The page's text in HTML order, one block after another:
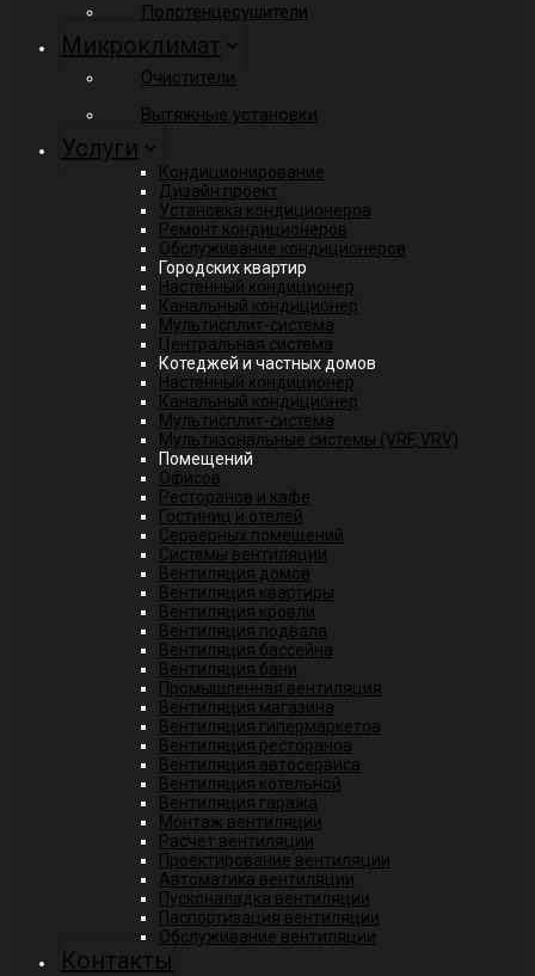
Полотенцесушители
Микроклимат
Очистители
Вытяжные установки
Услуги
Кондиционирование
Дизайн проект
Установка кондиционеров
Ремонт кондиционеров
Обслуживание кондиционеров
Городских квартир
Настенный кондиционер
Канальный кондиционер
Мультисплит-система
Центральная система
Котеджей и частных домов
Настенный кондиционер
Канальный кондиционер
Мультисплит-система
Мультизональные системы (VRF, VRV)
Помещений
Офисов
Ресторанов и кафе
Гостиниц и отелей
Серверных помещений
Системы вентиляции
Вентиляция домов
Вентиляция квартиры
Вентиляция кровли
Вентиляция подвала
Вентиляция бассейна
Вентиляция бани
Промышленная вентиляция
Вентиляция магазина
Вентиляция гипермаркетов
Вентиляция ресторанов
Вентиляция автосервиса
Вентиляция котельной
Вентиляция гаража
Монтаж вентиляции
Расчет вентиляции
Проектирование вентиляции
Автоматика вентиляции
Пусконаладка вентиляции
Паспортизация вентиляции
Обслуживание вентиляции
Контакты